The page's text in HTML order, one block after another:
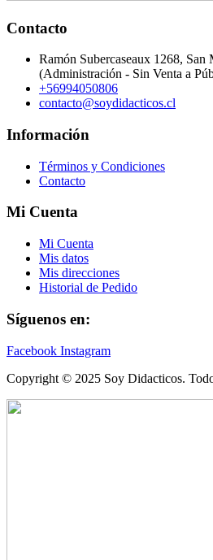
Contacto
Ramón Subercaseaux 1268,
(Administración - Sin Venta a
+56994050806
contacto@soydidacticos.cl
Información
Términos y Condiciones
Contacto
Mi Cuenta
Mi Cuenta
Mis datos
Mis direcciones
Historial de Pedido
Síguenos en:
Facebook Instagram
Copyright © 2025 Soy Didacticos.